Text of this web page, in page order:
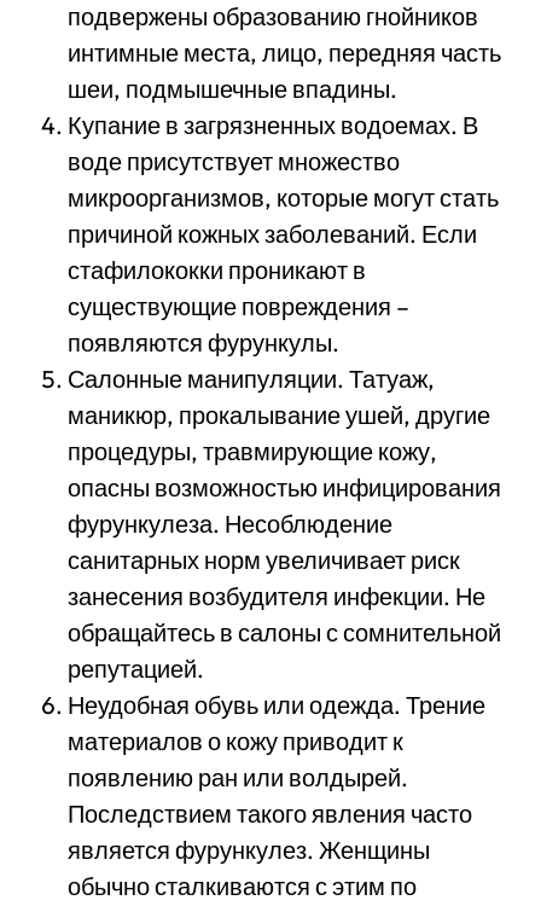
подвержены образованию гнойников
интимные места, лицо, передняя часть
шеи, подмышечные впадины.
Купание в загрязненных водоемах. В
воде присутствует множество
микроорганизмов, которые могут стать
причиной кожных заболеваний. Если
стафилококки проникают в
существующие повреждения –
появляются фурункулы.
Салонные манипуляции. Татуаж,
маникюр, прокалывание ушей, другие
процедуры, травмирующие кожу,
опасны возможностью инфицирования
фурункулеза. Несоблюдение
санитарных норм увеличивает риск
занесения возбудителя инфекции. Не
обращайтесь в салоны с сомнительной
репутацией.
Неудобная обувь или одежда. Трение
материалов о кожу приводит к
появлению ран или волдырей.
Последствием такого явления часто
является фурункулез. Женщины
обычно сталкиваются с этим по